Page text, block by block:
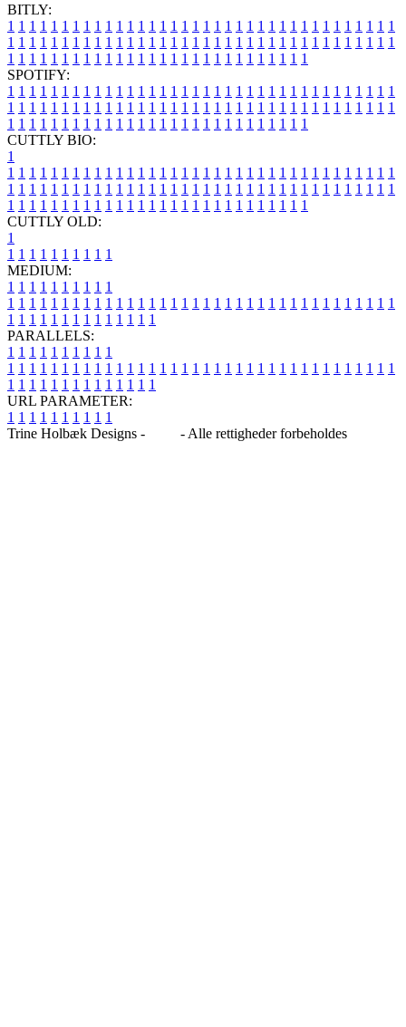
BITLY:
1 1 1 1 1 1 1 1 1 1 1 1 1 1 1 1 1 1 1 1 1 1 1 1 1 1 1 1 1 1 1 1 1 1 1 1
1 1 1 1 1 1 1 1 1 1 1 1 1 1 1 1 1 1 1 1 1 1 1 1 1 1 1 1 1 1 1 1 1 1 1 1
1 1 1 1 1 1 1 1 1 1 1 1 1 1 1 1 1 1 1 1 1 1 1 1 1 1 1 1
SPOTIFY:
1 1 1 1 1 1 1 1 1 1 1 1 1 1 1 1 1 1 1 1 1 1 1 1 1 1 1 1 1 1 1 1 1 1 1 1
1 1 1 1 1 1 1 1 1 1 1 1 1 1 1 1 1 1 1 1 1 1 1 1 1 1 1 1 1 1 1 1 1 1 1 1
1 1 1 1 1 1 1 1 1 1 1 1 1 1 1 1 1 1 1 1 1 1 1 1 1 1 1 1
CUTTLY BIO:
1
1 1 1 1 1 1 1 1 1 1 1 1 1 1 1 1 1 1 1 1 1 1 1 1 1 1 1 1 1 1 1 1 1 1 1 1
1 1 1 1 1 1 1 1 1 1 1 1 1 1 1 1 1 1 1 1 1 1 1 1 1 1 1 1 1 1 1 1 1 1 1 1
1 1 1 1 1 1 1 1 1 1 1 1 1 1 1 1 1 1 1 1 1 1 1 1 1 1 1 1
CUTTLY OLD:
1
1 1 1 1 1 1 1 1 1 1
MEDIUM:
1 1 1 1 1 1 1 1 1 1
1 1 1 1 1 1 1 1 1 1 1 1 1 1 1 1 1 1 1 1 1 1 1 1 1 1 1 1 1 1 1 1 1 1 1 1
1 1 1 1 1 1 1 1 1 1 1 1 1 1
PARALLELS:
1 1 1 1 1 1 1 1 1 1
1 1 1 1 1 1 1 1 1 1 1 1 1 1 1 1 1 1 1 1 1 1 1 1 1 1 1 1 1 1 1 1 1 1 1 1
1 1 1 1 1 1 1 1 1 1 1 1 1 1
URL PARAMETER:
1 1 1 1 1 1 1 1 1 1
Trine Holbæk Designs -
- Alle rettigheder forbeholdes